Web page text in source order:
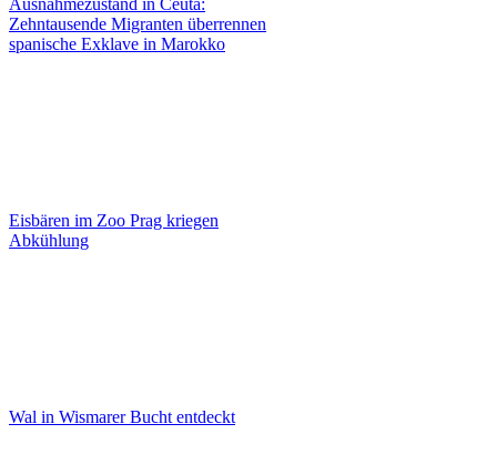
Ausnahmezustand in Ceuta:
Zehntausende Migranten überrennen
spanische Exklave in Marokko
Eisbären im Zoo Prag kriegen
Abkühlung
Wal in Wismarer Bucht entdeckt